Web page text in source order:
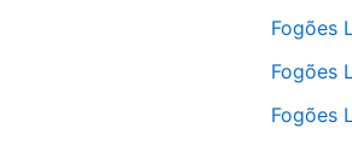
Fogões
Fogões
Fogões